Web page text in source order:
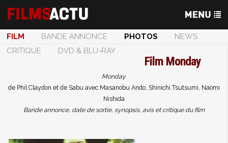
FILM BANDE ANNONCE PHOTOS
NEWS
CRITIQUE
DVD & BLU-RAY
Film Monday
Monday
de Phil Claydon et de Sabu avec Masanobu Ando, Shinichi Tsutsumi, Naomi
Nishida
Bande annonce, date de sortie, synopsis, avis et critique du film